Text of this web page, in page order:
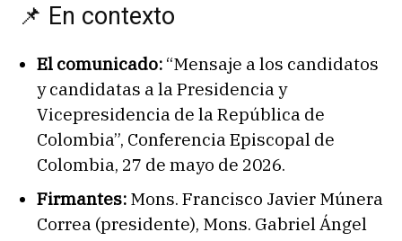
📌 En contexto
El comunicado: “Mensaje a los candidatos
y candidatas a la Presidencia y
Vicepresidencia de la República de
Colombia”, Conferencia Episcopal de
Colombia, 27 de mayo de 2026.
Firmantes: Mons. Francisco Javier Múnera
Correa (presidente), Mons. Gabriel Ángel